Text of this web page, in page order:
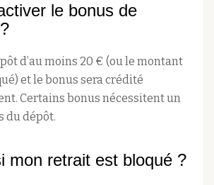
le bonus de
d’au moins 20 € (ou le montant
et le bonus sera crédité
Certains bonus nécessitent un
du dépôt.
mon retrait est bloqué ?